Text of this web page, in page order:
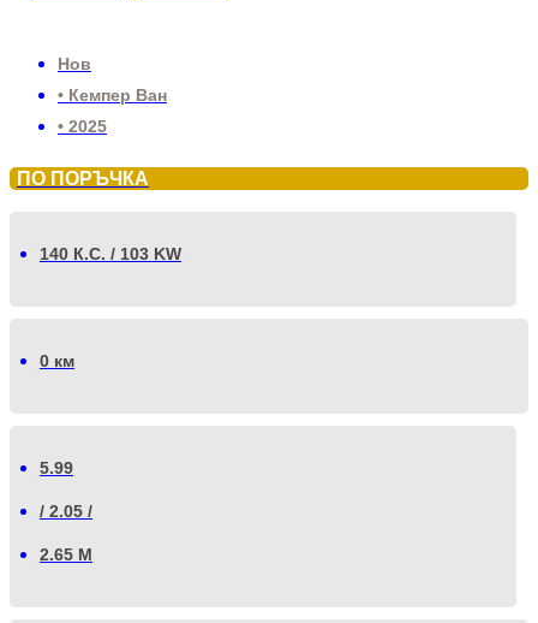
Нов
• Кемпер Ван
• 2025
ПО ПОРЪЧКА
140 К.С. / 103 KW
0 км
5.99
/ 2.05 /
2.65 М